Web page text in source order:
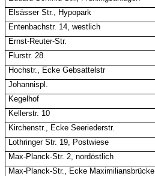
Elsässer Str., Hypopark
Entenbachstr. 14, westlich
Ernst-Reuter-Str.
Flurstr. 28
Hochstr., Ecke Gebsattelstr
Johannispl.
Kegelhof
Kellerstr. 10
Kirchenstr., Ecke Seeriederstr.
Lothringer Str. 19, Postwiese
Max-Planck-Str. 2, nordöstlich
Max-Planck-Str., Ecke Maximiliansbrücke